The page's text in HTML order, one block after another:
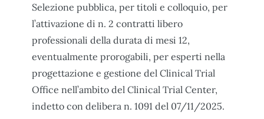
Selezione pubblica, per titoli e colloquio, per
l’attivazione di n. 2 contratti libero
professionali della durata di mesi 12,
eventualmente prorogabili, per esperti nella
progettazione e gestione del Clinical Trial
Office nell’ambito del Clinical Trial Center,
indetto con delibera n. 1091 del 07/11/2025.